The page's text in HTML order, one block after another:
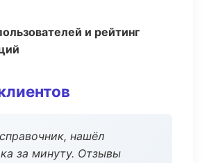
и рейтинг
нашёл
за минуту. Отзывы